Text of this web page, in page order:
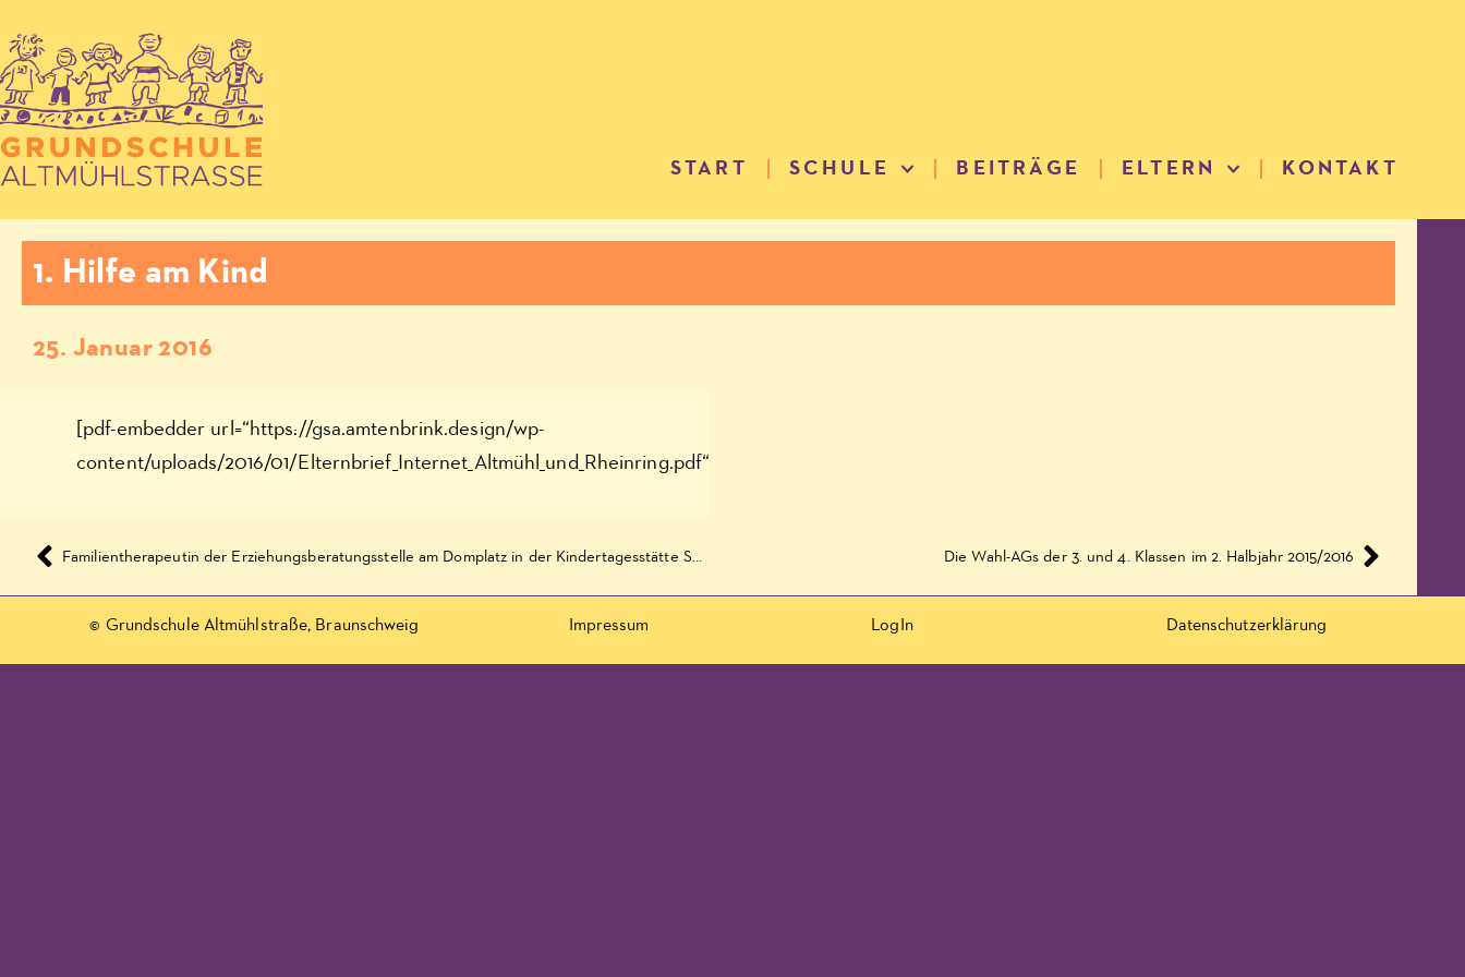
START SCHULE BEITRÄGE ELTERN KONTAKT
1. Hilfe am Kind
25. Januar 2016
[pdf-embedder url=“https://gsa.amtenbrink.design/wp-
content/uploads/2016/01/Elternbrief_Internet_Altmühl_und_Rheinring.pdf“]
Familientherapeutin der Erziehungsberatungsstelle am Domplatz in der Kindertagesstätte Schwedenheim Die Wahl-AGs der 3. und 4. Klassen im 2. Halbjahr 2015/2016
© Grundschule Altmühlstraße, Braunschweig Impressum LogIn Datenschutzerklärung